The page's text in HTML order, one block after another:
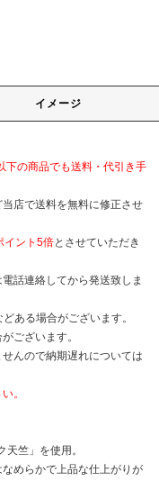
イメージ
下の商品でも送料・代引き手
店で送料を無料に修正させ
イント5倍とさせていただき
話連絡してから発送致しま
ある場合がございます。
ございます。
んので納期遅れについては
。
竺」を使用。
めらかで上品な仕上がりが